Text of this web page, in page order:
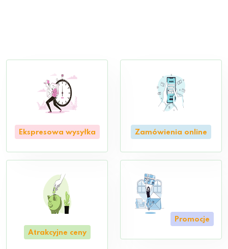
Ekspresowa wysyłka Zamówienia online
Atrakcyjne ceny
Promocje